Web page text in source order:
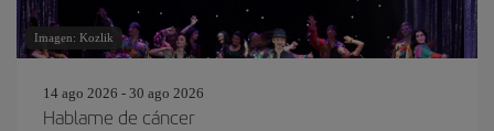
Imagen: Kozlik
14 ago 2026 - 30 ago 2026
Hablame de cáncer